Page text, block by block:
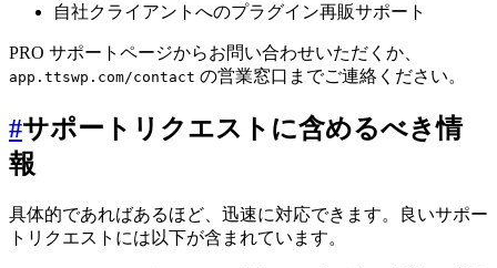
自社クライアントへのプラグイン再販サポート
PRO サポートページからお問い合わせいただくか、
app.ttswp.com/contact の営業窓口までご連絡ください。
#サポートリクエストに含めるべき情
報
具体的であればあるほど、迅速に対応できます。良いサポー
トリクエストには以下が含まれています。